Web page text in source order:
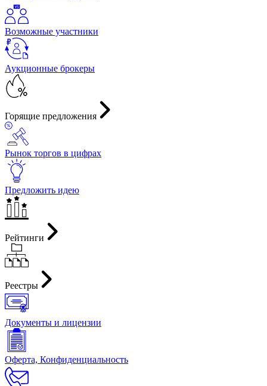
Возможные участники
Аукционные брокеры
Горящие предложения
Рынок торгов в цифрах
Предложить идею
Рейтинги
Реестры
Документы и лицензии
Оферта, Конфиденциальность